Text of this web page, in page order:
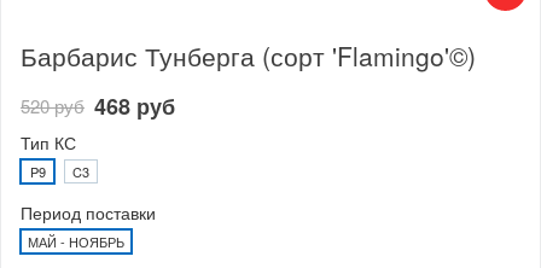
Барбарис Тунберга (сорт 'Flamingo'©)
520 руб 468 руб
Тип КС
P9 C3
Период поставки
МАЙ - НОЯБРЬ